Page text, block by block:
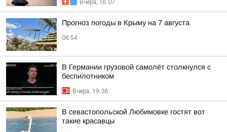
Вчера, 18:07
Прогноз погоды в Крыму на 7 августа
06:54
В Германии грузовой самолёт столкнулся с
беспилотником
Вчера, 19:36
В севастопольской Любимовке гостят вот
такие красавцы